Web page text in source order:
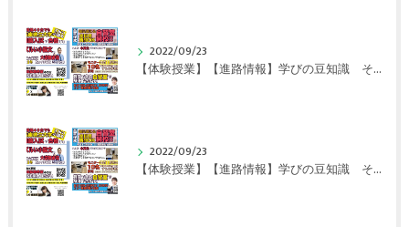
2022/09/23
【体験授業】【進路情報】学びの豆知識 その107 実力テストや模試が苦手な人は｜英賀保駅前のすらら学習塾姫路英賀保校
2022/09/23
【体験授業】【進路情報】学びの豆知識 その106 やはり目的がないとモチベーションが上がらない ｜英賀保駅前のすらら学習塾姫路英賀保校